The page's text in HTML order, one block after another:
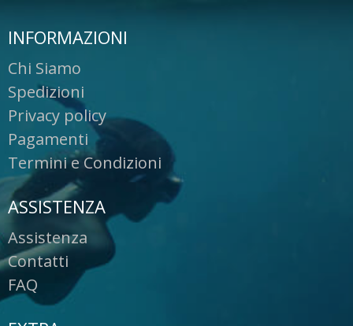
INFORMAZIONI
Chi Siamo
Spedizioni
Privacy policy
Pagamenti
Termini e Condizioni
ASSISTENZA
Assistenza
Contatti
FAQ